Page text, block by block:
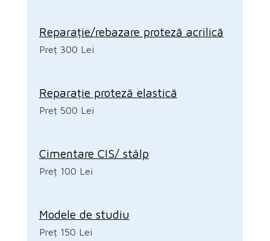
Reparație/rebazare proteză acrilică
Preț 300 Lei
Reparație proteză elastică
Preț 500 Lei
Cimentare CIS/ stâlp
Preț 100 Lei
Modele de studiu
Preț 150 Lei